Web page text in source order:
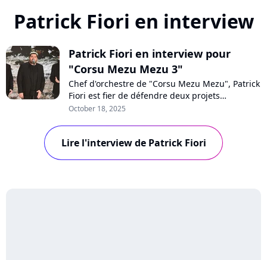
Patrick Fiori en interview
Patrick Fiori en interview pour
"Corsu Mezu Mezu 3"
Chef d'orchestre de "Corsu Mezu Mezu", Patrick
Fiori est fier de défendre deux projets
d'envergure pour rendre hommage à l'Île de
un concert géant prévu à Marseille en 2026.
Accompagné de Joseph Pastinelli, l'artiste nous
parle avec passion de la culture corse.
October 18, 2025
Lire l'interview de Patrick Fiori